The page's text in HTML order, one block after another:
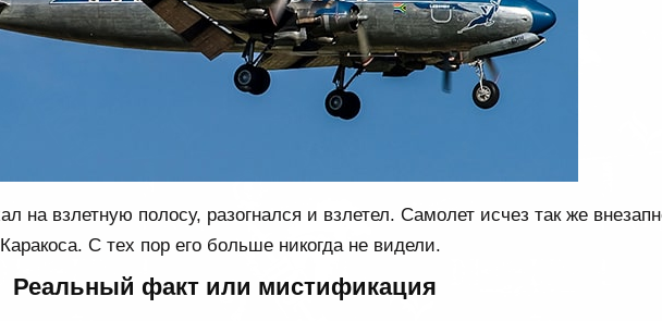
на взлетную полосу, разогнался и взлетел. Самолет исчез так же
С тех пор его больше никогда не видели.
Реальный факт или мистификация